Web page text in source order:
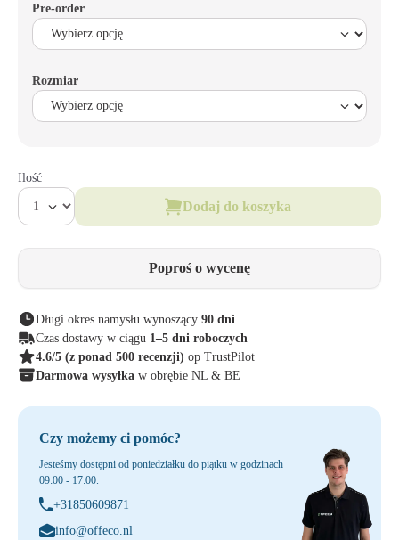
Pre-order
Rozmiar
Ilość
Dodaj do koszyka
Poproś o wycenę
Długi okres namysłu wynoszący 90 dni
Czas dostawy w ciągu 1–5 dni roboczych
4.6/5 (z ponad 500 recenzji) op TrustPilot
Darmowa wysyłka w obrębie NL & BE
Czy możemy ci pomóc?
Jesteśmy dostępni od poniedziałku do piątku w godzinach
09:00 - 17:00.
+31850609871
info@offeco.nl